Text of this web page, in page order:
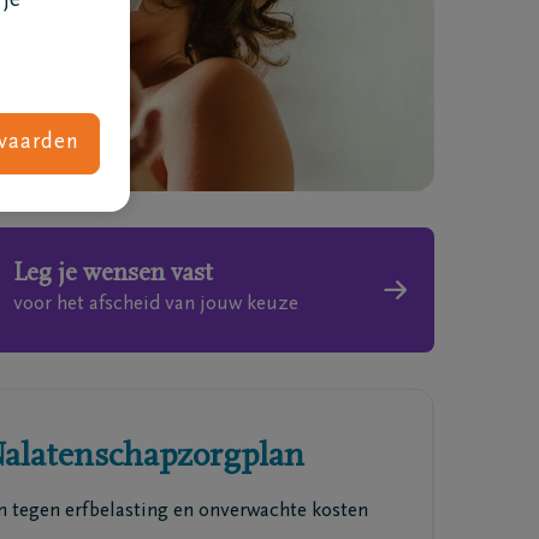
Wat kost een uitvaart
Leg je wensen vast
voor het afscheid van jouw keuze
tegen erfbelasting en onverwachte kosten